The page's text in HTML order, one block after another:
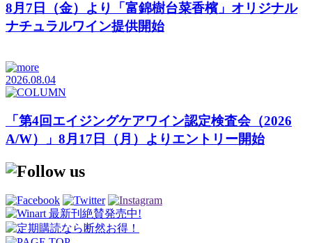
8月7日（金）より「富錦樹台菜香檳」オリジナル
ナチュラルワイン提供開始
2026.08.04
「第4回エイジングケアワイン認定検査会（2026
A/W）」8月17日（月）よりエントリー開始